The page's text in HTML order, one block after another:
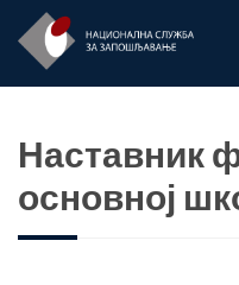
Наставник
основној